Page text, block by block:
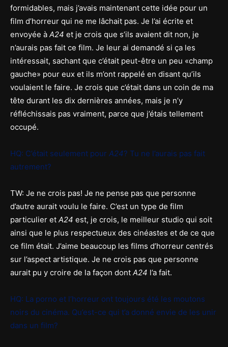
formidables, mais j’avais maintenant cette idée pour un
film d’horreur qui ne me lâchait pas. Je l’ai écrite et
envoyée à A24 et je crois que s’ils avaient dit non, je
n’aurais pas fait ce film. Je leur ai demandé si ça les
intéressait, sachant que c’était peut-être un peu «champ
gauche» pour eux et ils m’ont rappelé en disant qu’ils
voulaient le faire. Je crois que c’était dans un coin de ma
tête durant les dix dernières années, mais je n’y
réfléchissais pas vraiment, parce que j’étais tellement
occupé.
HQ: C’était seulement pour A24? Tu ne l’aurais pas fait
autrement?
TW: Je ne crois pas! Je ne pense pas que personne
d’autre aurait voulu le faire. C’est un type de film
particulier et A24 est, je crois, le meilleur studio qui soit
ainsi que le plus respectueux des cinéastes et de ce que
ce film était. J’aime beaucoup les films d’horreur centrés
sur l’aspect artistique. Je ne crois pas que personne
aurait pu y croire de la façon dont A24 l’a fait.
HQ: La porno et l’horreur ont toujours été les moutons
noirs du cinéma. Qu’est-ce qui t’a donné envie de les unir
dans un film?